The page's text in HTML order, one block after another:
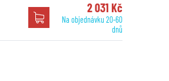
2 031 Kč
Na objednávku 20-60
dnů